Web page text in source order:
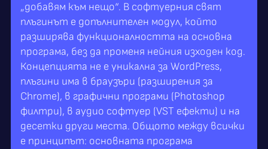
„добавям към нещо“. В софтуерния свят
плъгинът е допълнителен модул, който
разширява функционалността на основна
програма, без да променя нейния изходен код.
Концепцията не е уникална за WordPress,
плъгини има в браузъри (разширения за
Chrome), в графични програми (Photoshop
филтри), в аудио софтуер (VST ефекти) и на
десетки други места. Общото между всички
е принципът: основната програма